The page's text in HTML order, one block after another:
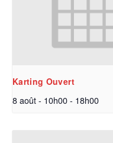
Karting Ouvert
8 août - 10h00- 18h00